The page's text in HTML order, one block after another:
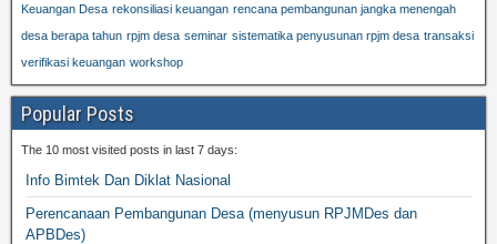
Keuangan Desa rekonsiliasi keuangan rencana pembangunan jangka menengah
desa berapa tahun rpjm desa seminar sistematika penyusunan rpjm desa transaksi
verifikasi keuangan workshop
Popular Posts
The 10 most visited posts in last 7 days:
Info Bimtek Dan Diklat Nasional
Perencanaan Pembangunan Desa (menyusun RPJMDes dan
APBDes)